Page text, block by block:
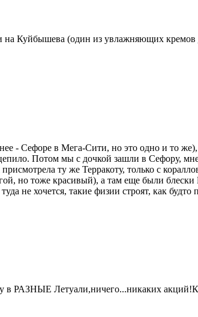
на Куйбышева (один из увлажняющих
- Сефоре в Мега-Сити, но это одно и то
Потом мы с дочкой зашли в Сефору,
ту же Терракоту, только с
но тоже красивый), а там еще были
не хочется, такие физии строят, как
РАЗНЫЕ Летуали,ничего...никаких